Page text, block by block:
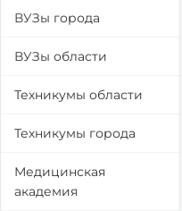
ВУЗы города
ВУЗы области
Техникумы области
Техникумы города
Медицинская
академия